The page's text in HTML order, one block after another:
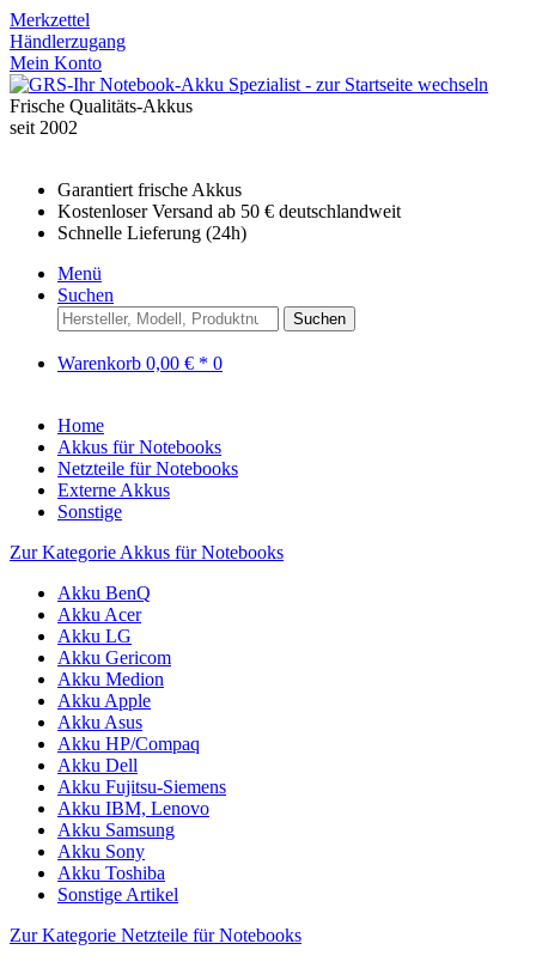
Merkzettel
Händlerzugang
Mein Konto
Frische Qualitäts-Akkus
seit 2002
Garantiert frische Akkus
Kostenloser Versand ab 50 € deutschlandweit
Schnelle Lieferung (24h)
Menü
Suchen
Suchen
Warenkorb 0,00 € * 0
Home
Akkus für Notebooks
Netzteile für Notebooks
Externe Akkus
Sonstige
Zur Kategorie Akkus für Notebooks
Akku BenQ
Akku Acer
Akku LG
Akku Gericom
Akku Medion
Akku Apple
Akku Asus
Akku HP/Compaq
Akku Dell
Akku Fujitsu-Siemens
Akku IBM, Lenovo
Akku Samsung
Akku Sony
Akku Toshiba
Sonstige Artikel
Zur Kategorie Netzteile für Notebooks